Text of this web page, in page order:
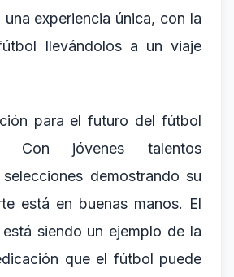
experiencia única, con la
llevándolos a un viaje
para el futuro del fútbol
Con jóvenes talentos
demostrando su
está en buenas manos. El
siendo un ejemplo de la
que el fútbol puede